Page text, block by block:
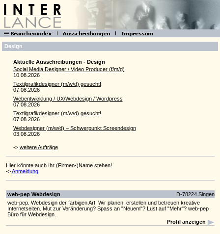
Design
Aktuelle Ausschreibungen - Design
Social Media Designer / Video Producer (f/m/d)
10.08.2026
Textilgrafikdesigner (m/w/d) gesucht!
07.08.2026
Webentwicklung / UX/Webdesign / Wordpress
07.08.2026
Textilgrafikdesigner (m/w/d) gesucht!
07.08.2026
Webdesigner (m/w/d) – Schwerpunkt Screendesign
03.08.2026
-> weitere Aufträge
Hier könnte auch Ihr (Firmen-)Name stehen!
->Anmeldung
web-pep Webdesign
D-78224 Singen
web-pep. Webdesign der farbigen Art! Wir planen, erstellen und betreuen kreative
Internetseiten. Mut zur Veränderung? Spass an "Neuem"? Lust auf "Mehr"? web-pep
Büro für Webdesign.
Profil anzeigen